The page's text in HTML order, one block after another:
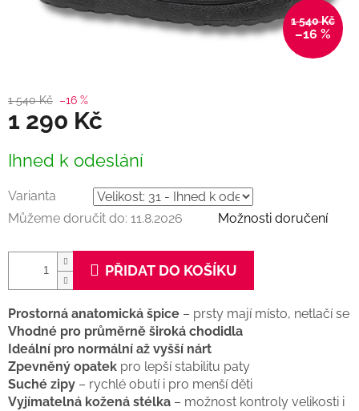
1 540 Kč
–16 %
1 540 Kč –16 %
1 290 Kč
cena:
Ihned k odeslání
Varianta
Můžeme doručit do: 11.8.2026 Možnosti doručení
PŘIDAT DO KOŠÍKU
Prostorná anatomická špice – prsty mají místo, netlačí se
Vhodné pro průměrně široká chodidla
Ideální pro normální až vyšší nárt
Zpevněný opatek pro lepší stabilitu paty
Suché zipy – rychlé obutí i pro menší děti
Vyjímatelná kožená stélka – možnost kontroly velikosti i